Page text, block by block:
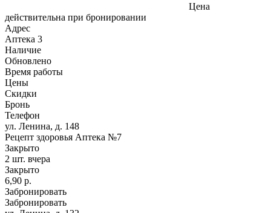
Цена
действительна при бронировании
Адрес
Аптека 3
Наличие
Обновлено
Время работы
Цены
Скидки
Бронь
Телефон
ул. Ленина, д. 148
Рецепт здоровья Аптека №7
Закрыто
2 шт. вчера
Закрыто
6,90 р.
Забронировать
Забронировать